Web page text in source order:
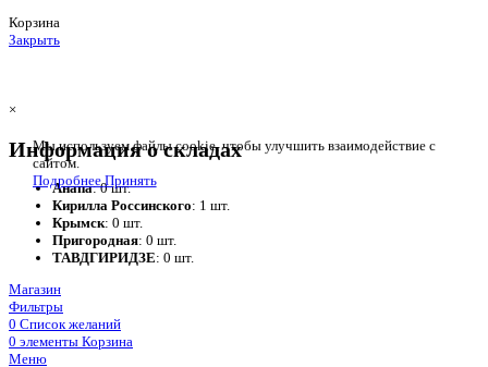
Корзина
Закрыть
Мы используем файлы cookie, чтобы улучшить взаимодействие с
сайтом.
ПодробнееПринять
×
Информация о складах
Анапа: 0 шт.
Кирилла Россинского: 1 шт.
Крымск: 0 шт.
Пригородная: 0 шт.
ТАВДГИРИДЗЕ: 0 шт.
Магазин
Фильтры
0 Список желаний
0 элементы Корзина
Меню